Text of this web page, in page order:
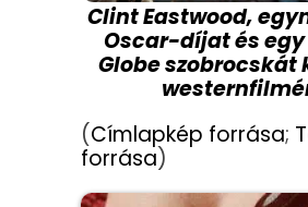
Clint Eastwood,
Oscar-díjat és egy
Globe szobrocskát
(Címlapkép forrása;
forrása)